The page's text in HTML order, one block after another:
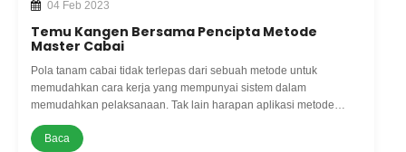
04 Feb 2023
Temu Kangen Bersama Pencipta Metode
Master Cabai
Pola tanam cabai tidak terlepas dari sebuah metode untuk
memudahkan cara kerja yang mempunyai sistem dalam
memudahkan pelaksanaan. Tak lain harapan aplikasi metode
dalam berbudidaya tanaman cabai adalah untuk menghasilkan
tanaman yang optimal dimana hasi
Baca